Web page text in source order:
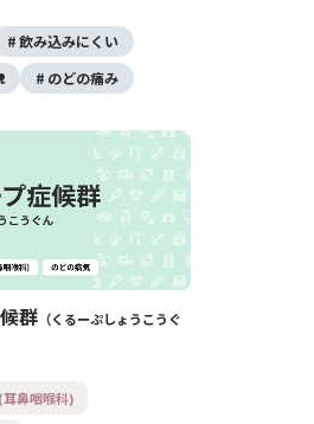
みと、急な息苦しさが特徴
息を起こし命に関わること
たらすぐに救急受診が必要
飲み込みにくい
のどの痛み
群
くるーぷしょうこうぐ
鼻咽喉科)